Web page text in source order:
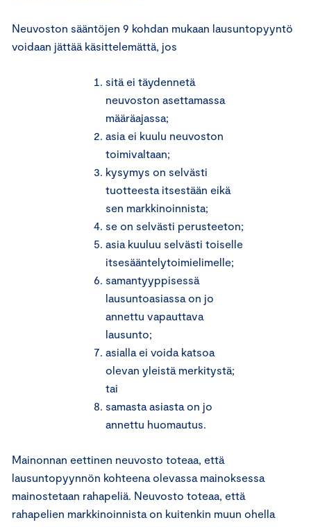
Neuvoston sääntöjen 9 kohdan mukaan lausuntopyyntö
voidaan jättää käsittelemättä, jos
sitä ei täydennetä
neuvoston asettamassa
määräajassa;
asia ei kuulu neuvoston
toimivaltaan;
kysymys on selvästi
tuotteesta itsestään eikä
sen markkinoinnista;
se on selvästi perusteeton;
asia kuuluu selvästi toiselle
itsesääntelytoimielimelle;
samantyyppisessä
lausuntoasiassa on jo
annettu vapauttava
lausunto;
asialla ei voida katsoa
olevan yleistä merkitystä;
tai
samasta asiasta on jo
annettu huomautus.
Mainonnan eettinen neuvosto toteaa, että
lausuntopyynnön kohteena olevassa mainoksessa
mainostetaan rahapeliä. Neuvosto toteaa, että
rahapelien markkinoinnista on kuitenkin muun ohella